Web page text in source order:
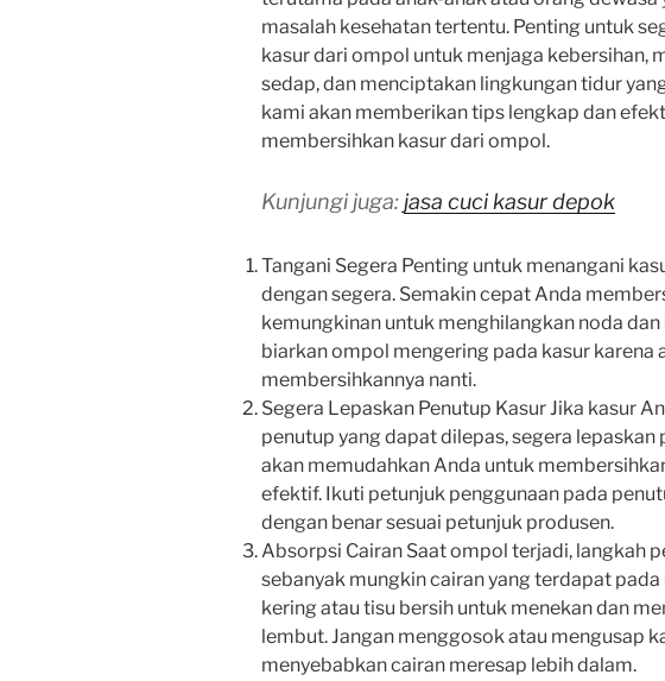
masalah kesehatan tertentu. Penting untuk
kasur dari ompol untuk menjaga kebersihan,
sedap, dan menciptakan lingkungan tidur
kami akan memberikan tips lengkap dan
membersihkan kasur dari ompol.
Kunjungi juga:jasa cuci kasur depok
Tangani Segera Penting untuk menangani
dengan segera. Semakin cepat Anda
kemungkinan untuk menghilangkan noda dan
biarkan ompol mengering pada kasur karena
membersihkannya nanti.
Segera Lepaskan Penutup Kasur Jika kasur
penutup yang dapat dilepas, segera lepaskan
akan memudahkan Anda untuk
efektif. Ikuti petunjuk penggunaan pada
dengan benar sesuai petunjuk produsen.
Absorpsi Cairan Saat ompol terjadi, langkah
sebanyak mungkin cairan yang terdapat pada
kering atau tisu bersih untuk menekan dan
lembut. Jangan menggosok atau mengusap
menyebabkan cairan meresap lebih dalam.